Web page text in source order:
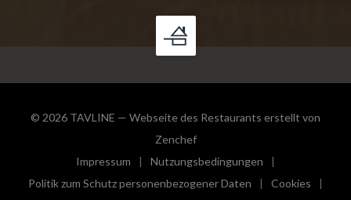
© 2026 TAVLINE — Webseite des Restaurants erstellt von
Zenchef((öffnet ein neues Fenster))
Impressum
((öffnet ein neues Fenster))
Nutzungsbedingungen
((öffnet ein neues Fenster))
Politik zum Schutz personenbezogener Daten
((öffnet ein neues Fenster))
Cookies
((öffnet